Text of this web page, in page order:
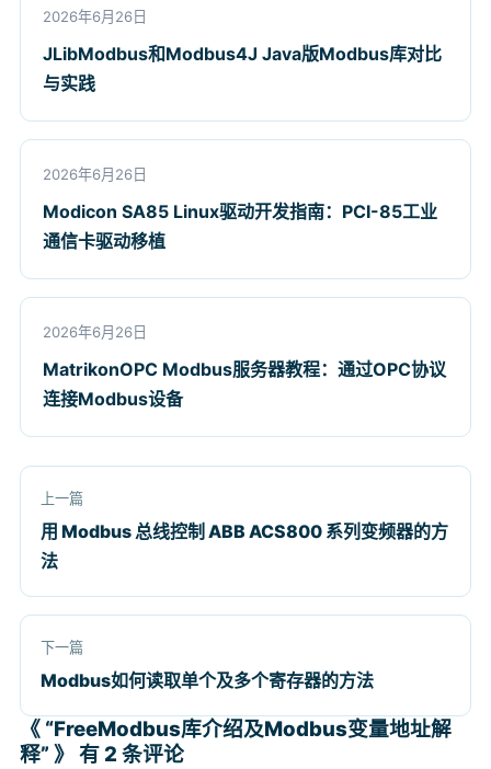
2026年6月26日
JLibModbus和Modbus4J Java版Modbus库对比
与实践
2026年6月26日
Modicon SA85 Linux驱动开发指南：PCI-85工业
通信卡驱动移植
2026年6月26日
MatrikonOPC Modbus服务器教程：通过OPC协议
连接Modbus设备
上一篇
用 Modbus 总线控制 ABB ACS800 系列变频器的方
法
下一篇
Modbus如何读取单个及多个寄存器的方法
《 “FreeModbus库介绍及Modbus变量地址解
释” 》 有 2 条评论